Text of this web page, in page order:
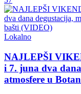
Lokalno
NAJLEPŠI
i 7. juna dva
atmosfere u